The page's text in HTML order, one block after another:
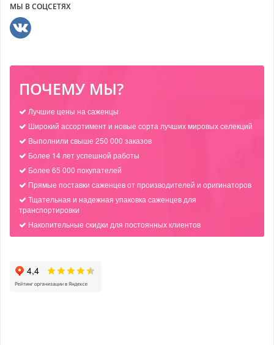
МЫ В СОЦСЕТЯХ
ПОЧЕМУ МЫ?
Лучшие цены на саженцы
Широкий ассортимент и новые сорта лучших мировых селекций
Выполнили свыше 250 000 заказов
Более 14 лет успешной работы
Более 65 000 покупателей
Прямые поставки саженцев от производителей и оригинаторов
Тщательная и надежная упаковка саженцев для
транспортировки
Накопительные скидки для постоянных клиентов